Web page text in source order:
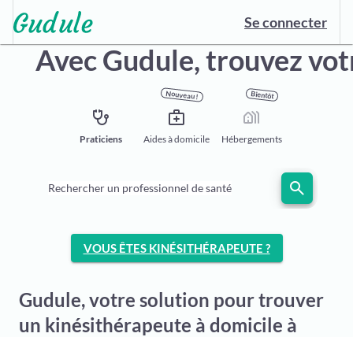
Se connecter
Avec Gudule,trouvez
stethoscope
Praticiens
Nouveau !
medical_services
Aides à domicile
Bientôt
holiday_village
Hébergements
Rechercher un professionnel de santé search
VOUS ÊTES KINÉSITHÉRAPEUTE ?
Gudule, votre solution pour trouver
un kinésithérapeute à domicile à